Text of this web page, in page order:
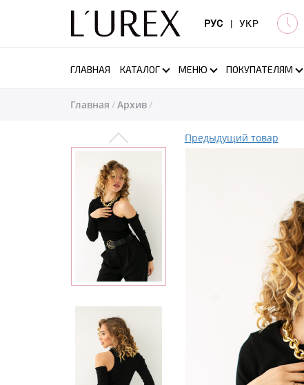
РУС | УКР
ГЛАВНАЯ КАТАЛОГ МЕНЮ ПОКУПАТЕЛЯМ
Главная Архив
Предыдущий товар